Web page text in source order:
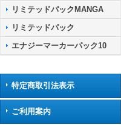
リミテッドパックMANGA
リミテッドパック
エナジーマーカーパック10
特定商取引法表示
ご利用案内